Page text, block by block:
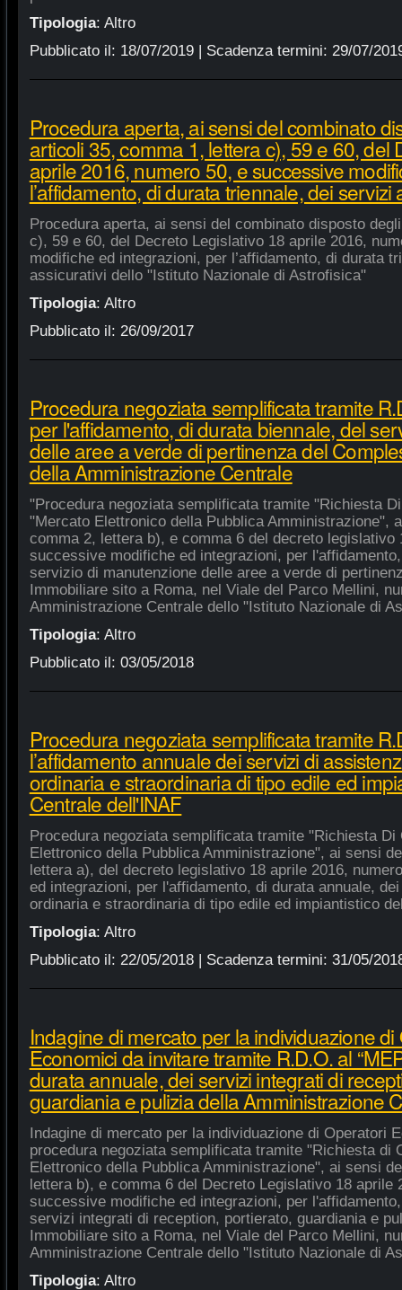
Tipologia: Altro
Pubblicato il: 18/07/2019| Scadenza termini: 29/07/
Procedura aperta, ai sensi del combinato
articoli 35, comma 1, lettera c), 59 e 60, del
aprile 2016, numero 50, e successive
l’affidamento, di durata triennale, dei servizi
Procedura aperta, ai sensi del combinato disposto
c), 59 e 60, del Decreto Legislativo 18 aprile 2016,
modifiche ed integrazioni, per l’affidamento, di durata
assicurativi dello "Istituto Nazionale di Astrofisica"
Tipologia: Altro
Pubblicato il: 26/09/2017
Procedura negoziata semplificata tramite
per l'affidamento, di durata biennale, del
delle aree a verde di pertinenza del
della Amministrazione Centrale
"Procedura negoziata semplificata tramite "Richiesta
"Mercato Elettronico della Pubblica Amministrazione",
comma 2, lettera b), e comma 6 del decreto legislativo
successive modifiche ed integrazioni, per
servizio di manutenzione delle aree a verde di
Immobiliare sito a Roma, nel Viale del Parco Mellini,
Amministrazione Centrale dello "Istituto Nazionale di
Tipologia: Altro
Pubblicato il: 03/05/2018
Procedura negoziata semplificata tramite
l’affidamento annuale dei servizi di
ordinaria e straordinaria di tipo edile ed
Centrale dell'INAF
Procedura negoziata semplificata tramite "Richiesta
Elettronico della Pubblica Amministrazione", ai sensi
lettera a), del decreto legislativo 18 aprile 2016,
ed integrazioni, per l'affidamento, di durata annuale,
ordinaria e straordinaria di tipo edile ed impiantistico
Tipologia: Altro
Pubblicato il: 22/05/2018| Scadenza termini: 31/05/
Indagine di mercato per la individuazione
Economici da invitare tramite R.D.O. al
durata annuale, dei servizi integrati di
guardiania e pulizia della Amministrazione
Indagine di mercato per la individuazione di Operatori
procedura negoziata semplificata tramite "Richiesta di
Elettronico della Pubblica Amministrazione", ai sensi
lettera b), e comma 6 del Decreto Legislativo 18 aprile
successive modifiche ed integrazioni, per
servizi integrati di reception, portierato, guardiania e
Immobiliare sito a Roma, nel Viale del Parco Mellini,
Amministrazione Centrale dello "Istituto Nazionale di
Tipologia: Altro